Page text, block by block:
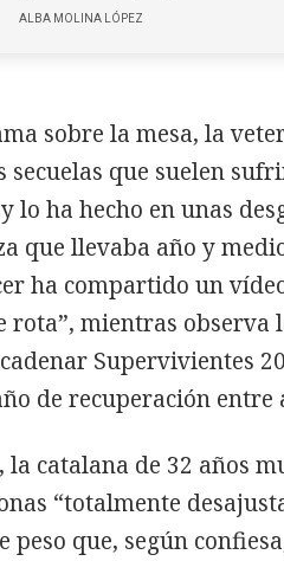
ALBA MOLINA LÓPEZ
sobre la mesa, la
secuelas que suelen
lo ha hecho en unas
que llevaba año y
ha compartido un
rota”, mientras observa
Supervivientes
de recuperación entre
la catalana de 32 años
“totalmente
peso que, según